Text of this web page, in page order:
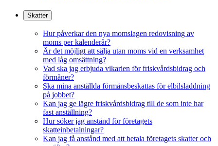
Skatter
Hur påverkar den nya momslagen redovisning av
moms per kalenderår?
Är det möjligt att sälja utan moms vid en verksamhet
med låg omsättning?
Vad ska jag erbjuda vikarien för friskvårdsbidrag och
förmåner?
Ska mina anställda förmånsbeskattas för elbilsladdning
på jobbet?
Kan jag ge lägre friskvårdsbidrag till de som inte har
fast anställning?
Hur söker jag anstånd för företagets
skatteinbetalningar?
Kan jag få anstånd med att betala företagets skatter och